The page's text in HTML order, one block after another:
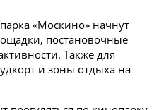
«Москино» начнут
постановочные
Также для
и зоны отдыха на